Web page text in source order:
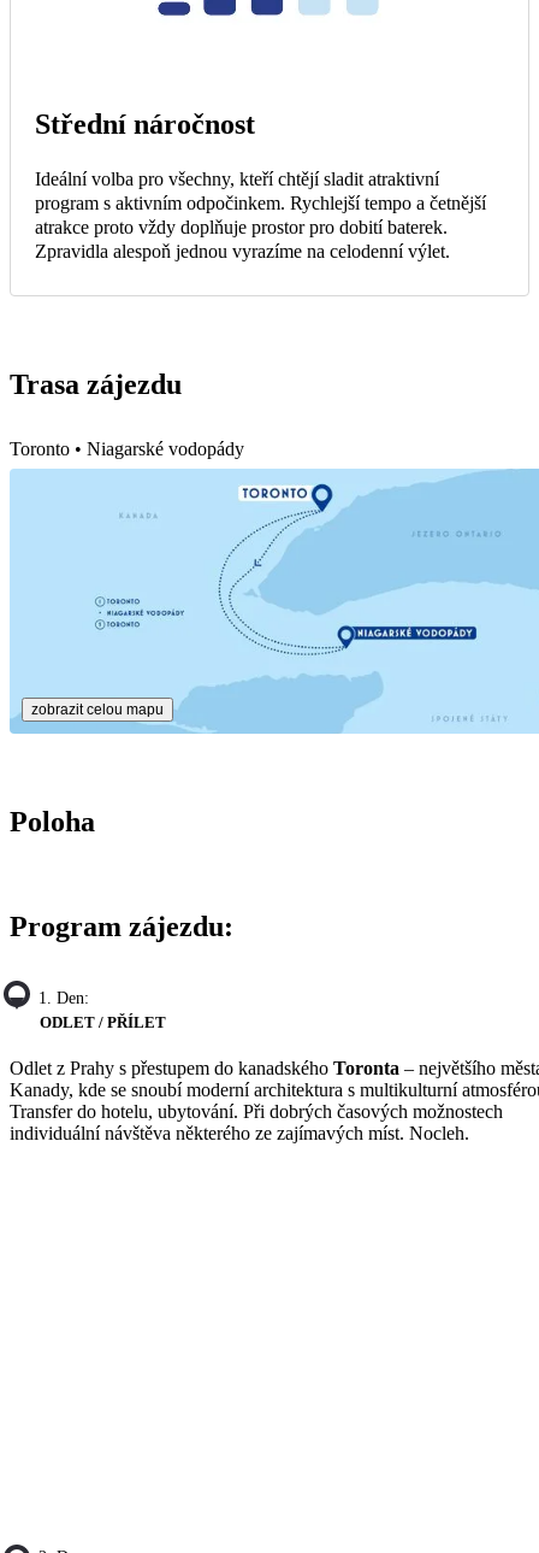
Střední náročnost
Ideální volba pro všechny, kteří chtějí sladit atraktivní
program s aktivním odpočinkem. Rychlejší tempo a četnější
atrakce proto vždy doplňuje prostor pro dobití baterek.
Zpravidla alespoň jednou vyrazíme na celodenní výlet.
Trasa zájezdu
Toronto • Niagarské vodopády
zobrazit celou mapu
Poloha
Program zájezdu:
1. Den:
ODLET / PŘÍLET
Odlet z Prahy s přestupem do kanadského Toronta – největšího
Kanady, kde se snoubí moderní architektura s multikulturní
Transfer do hotelu, ubytování. Při dobrých časových možnostech
individuální návštěva některého ze zajímavých míst. Nocleh.